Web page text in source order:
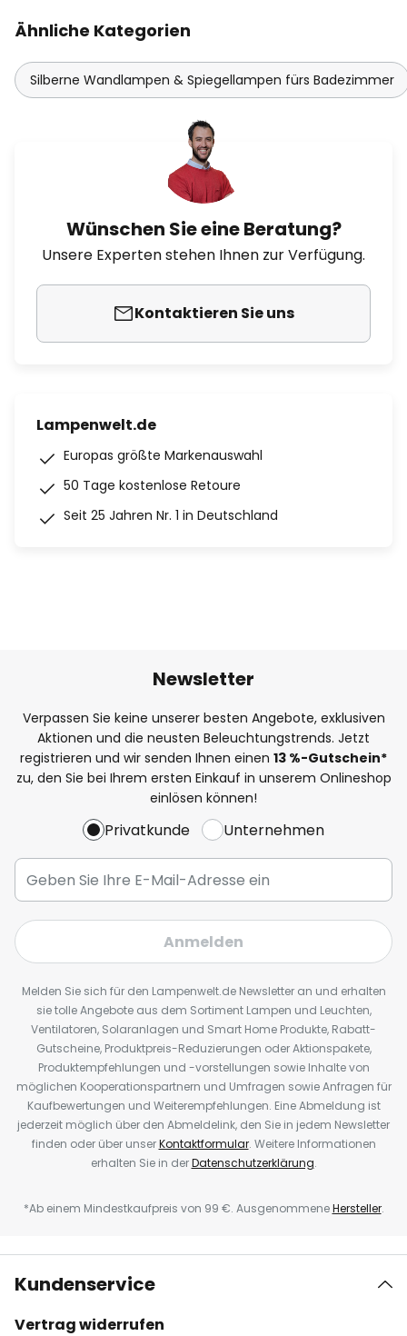
Ähnliche Kategorien
Silberne Wandlampen & Spiegellampen fürs Badezimmer
Wünschen Sie eine Beratung?
Unsere Experten stehen Ihnen zur Verfügung.
Kontaktieren Sie uns
Lampenwelt.de
Europas größte Markenauswahl
50 Tage kostenlose Retoure
Seit 25 Jahren Nr. 1 in Deutschland
Newsletter
Verpassen Sie keine unserer besten Angebote, exklusiven
Aktionen und die neusten Beleuchtungstrends. Jetzt
registrieren und wir senden Ihnen einen 13 %-Gutschein*
zu, den Sie bei Ihrem ersten Einkauf in unserem Onlineshop
einlösen können!
Privatkunde Unternehmen
Anmelden
Melden Sie sich für den Lampenwelt.de Newsletter an und erhalten
sie tolle Angebote aus dem Sortiment Lampen und Leuchten,
Ventilatoren, Solaranlagen und Smart Home Produkte, Rabatt-
Gutscheine, Produktpreis-Reduzierungen oder Aktionspakete,
Produktempfehlungen und -vorstellungen sowie Inhalte von
möglichen Kooperationspartnern und Umfragen sowie Anfragen für
Kaufbewertungen und Weiterempfehlungen. Eine Abmeldung ist
jederzeit möglich über den Abmeldelink, den Sie in jedem Newsletter
finden oder über unserKontaktformular. Weitere Informationen
erhalten Sie in derDatenschutzerklärung.
*Ab einem Mindestkaufpreis von 99 €. AusgenommeneHersteller.
Kundenservice
Vertrag widerrufen